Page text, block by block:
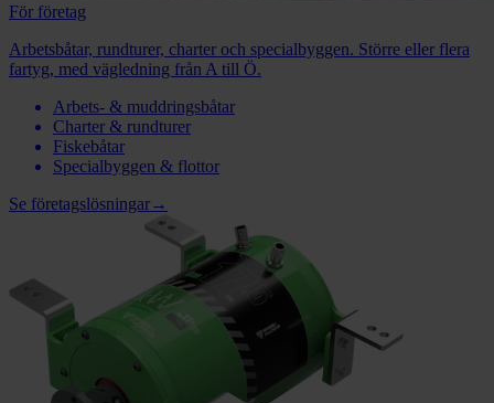
För företag
Arbetsbåtar, rundturer, charter och specialbyggen. Större eller flera
fartyg, med vägledning från A till Ö.
Arbets- & muddringsbåtar
Charter & rundturer
Fiskebåtar
Specialbyggen & flottor
Se företagslösningar→